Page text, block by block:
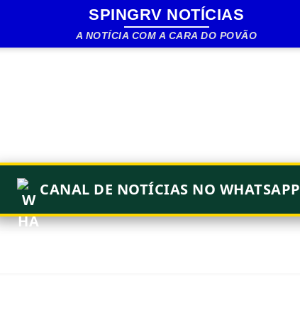
Pular para o conteúdo principal
SPINGRV NOTÍCIAS
A NOTÍCIA COM A CARA DO POVÃO
CANAL DE NOTÍCIAS NO WHATSAPP